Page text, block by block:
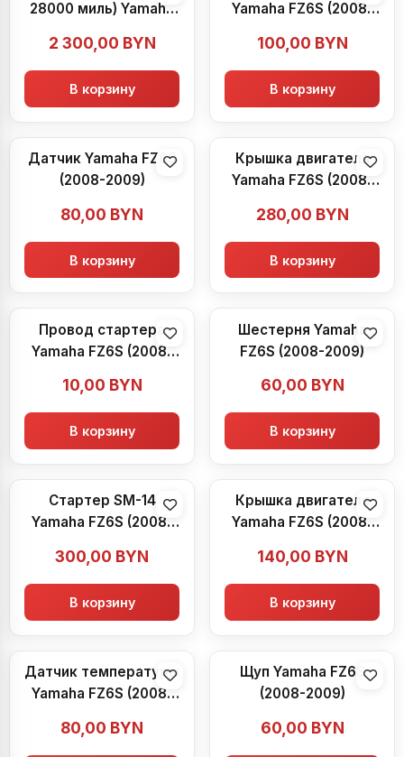
28000 миль) Yamaha
2 300,00 BYN
В корзину
Yamaha FZ6S (2008-
100,00 BYN
В корзину
Датчик Yamaha FZ6S
(2008-2009)
80,00 BYN
В корзину
Крышка двигателя
Yamaha FZ6S (2008-
280,00 BYN
В корзину
Провод стартера
Yamaha FZ6S (2008-
10,00 BYN
В корзину
Шестерня Yamaha
FZ6S (2008-2009)
60,00 BYN
В корзину
Стартер SM-14
Yamaha FZ6S (2008-
300,00 BYN
В корзину
Крышка двигателя
Yamaha FZ6S (2008-
140,00 BYN
В корзину
Датчик температуры
Yamaha FZ6S (2008-
80,00 BYN
Щуп Yamaha FZ6S
(2008-2009)
60,00 BYN